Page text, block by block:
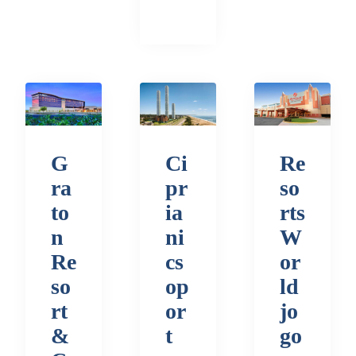
G
ra
to
n
Re
so
rt
&
Ci
pr
ia
ni
cs
op
or
t
Re
so
rts
W
or
ld
jo
go